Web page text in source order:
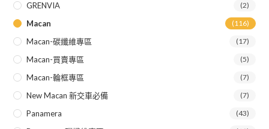
GRENVIA (2)
Macan (116)
Macan-碳纖維專區 (17)
Macan-買賣專區 (5)
Macan-輪框專區 (7)
New Macan 新交車必備 (7)
Panamera (43)